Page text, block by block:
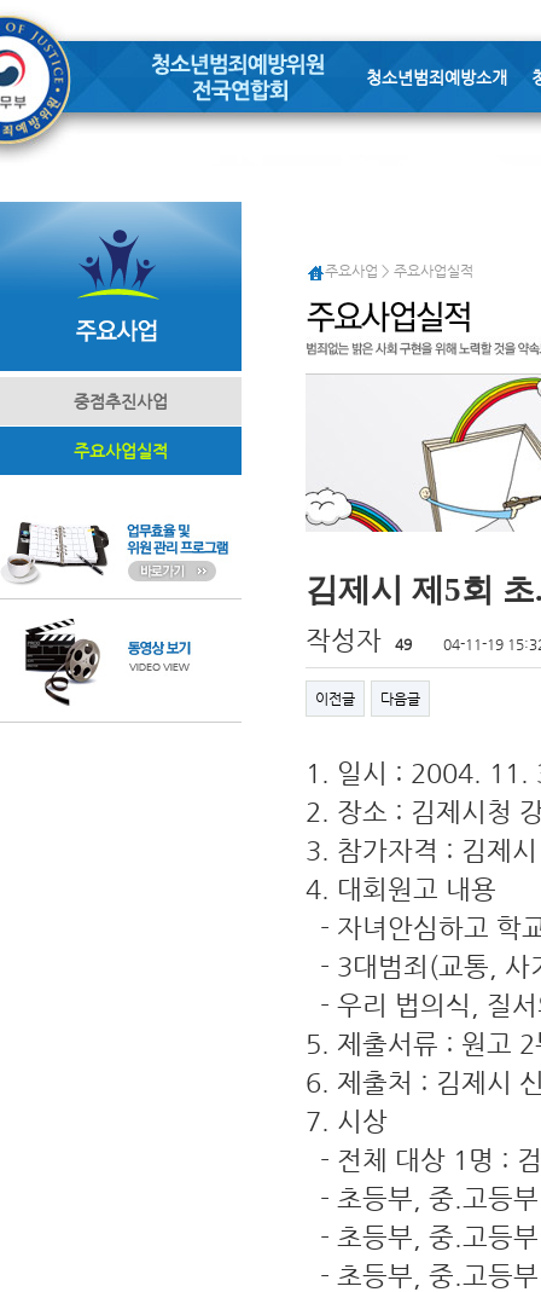
청소년범죄예방소개
중점추진사업
주요사업실적
주요사업 > 주요사업실적
김제시 제5회
작성자 49 04-11-19
이전글 다음글
1. 일시 : 2004. 11.
2. 장소 : 김제시청
3. 참가자격 : 김제
4. 대회원고 내용
- 자녀안심하고 학
- 3대범죄(교통, 사
- 우리 법의식, 질
5. 제출서류 : 원고
6. 제출처 : 김제시
7. 시상
- 전체 대상 1명 :
- 초등부, 중.고등
- 초등부, 중.고등
- 초등부, 중.고등